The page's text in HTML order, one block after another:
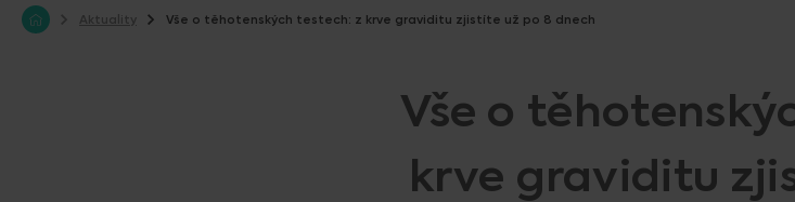
Aktuality Vše o těhotenských testech: z krve graviditu zjistíte už po 8 dnech
Vše o
krve graviditu